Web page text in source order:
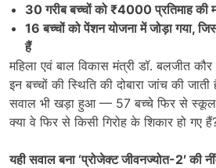
30गरीब बच्चों को₹4000प्रतिमाह की
16बच्चों को पेंशन योजना में जोड़ा गया,
हैं
महिला एवं बाल विकास मंत्री डॉ. बलजीत
इन बच्चों की स्थिति की दोबारा जांच की
सवाल भी खड़ा हुआ — 57 बच्चे फिर से स्कूल
क्या वे फिर से किसी गिरोह के शिकार हो गए
यही सवाल बना ‘प्रोजेक्ट जीवनज्योत-2′की